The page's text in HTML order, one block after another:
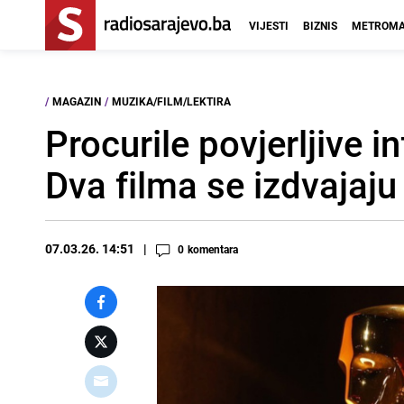
VIJESTI BIZNIS
/ MAGAZIN / MUZIKA/FILM/LEKTIRA
Procurile povjerljive
Dva filma se izdvajaju
07.03.26. 14:51 0 komentara